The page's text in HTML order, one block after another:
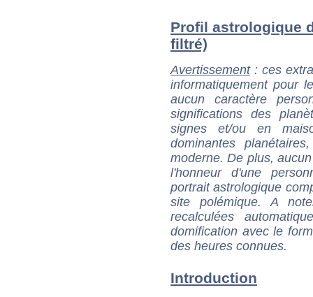
Profil astrologique
filtré)
Avertissement: ces
informatiquement pour
aucun caractère
significations des
signes et/ou en
dominantes
moderne. De plus,
l'honneur d'une
portrait astrologique
site polémique. A
recalculées
domification avec le
des heures connues.
Introduction